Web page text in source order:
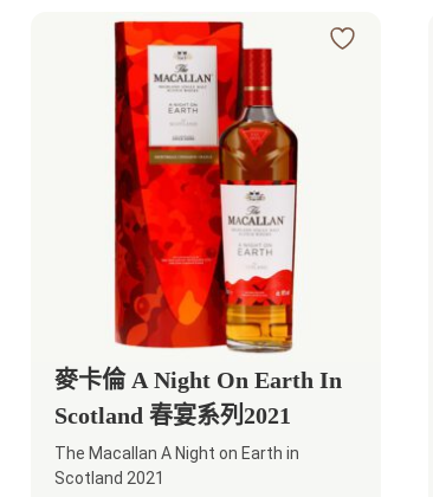
麥卡倫 A Night On Earth In
Scotland 春宴系列2021
The Macallan A Night on Earth in
Scotland​​ 2021